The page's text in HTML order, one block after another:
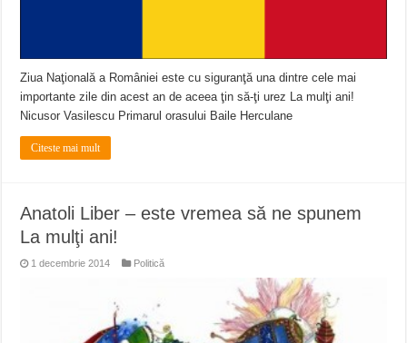
ANUNȚ OPRIRE APĂ în Reșița – avarie – 03.08.2026 – Calea Caransebeșului
Ziua Naţională a României este cu siguranţă una dintre cele mai
importante zile din acest an de aceea ţin să-ţi urez La mulţi ani!
Nicusor Vasilescu Primarul orasului Baile Herculane
Citeste mai mult
Anatoli Liber – este vremea să ne spunem
La mulţi ani!
1 decembrie 2014 Politică